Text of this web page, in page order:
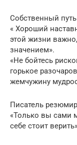
Собственный
« Хороший
этой жизни
значением».
«Не бойтесь
горькое
жемчужину
Писатель
«Только вы сами
себе стоит